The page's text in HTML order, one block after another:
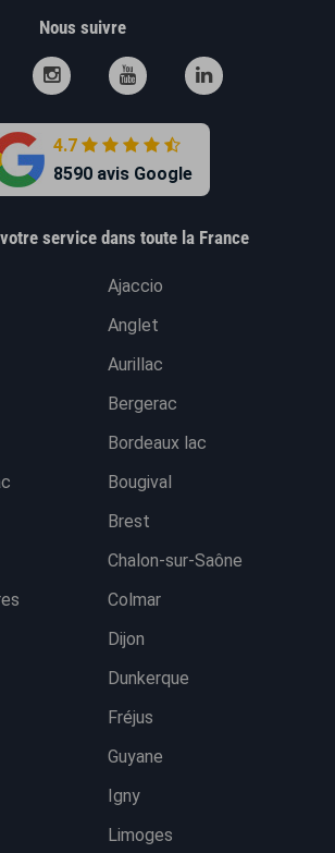
Nous suivre
4.7
8590 avis Google
service dans toute la France
Ajaccio
Anglet
Aurillac
Bergerac
Bordeaux lac
Bougival
Brest
Chalon-sur-Saône
Colmar
Dijon
Dunkerque
Fréjus
Guyane
Igny
Limoges